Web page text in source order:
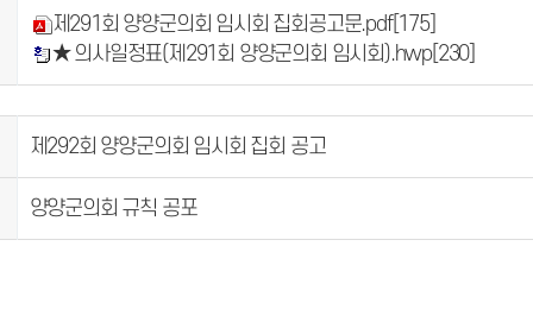
제291회 양양군의회 임시회 집회공고문.pdf[175]
★ 의사일정표(제291회 양양군의회 임시회).hwp[230]
제292회 양양군의회 임시회 집회 공고
양양군의회 규칙 공포